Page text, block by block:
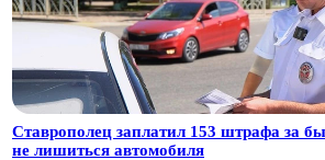
Ставрополец заплатил 153 штрафа за
не лишиться автомобиля